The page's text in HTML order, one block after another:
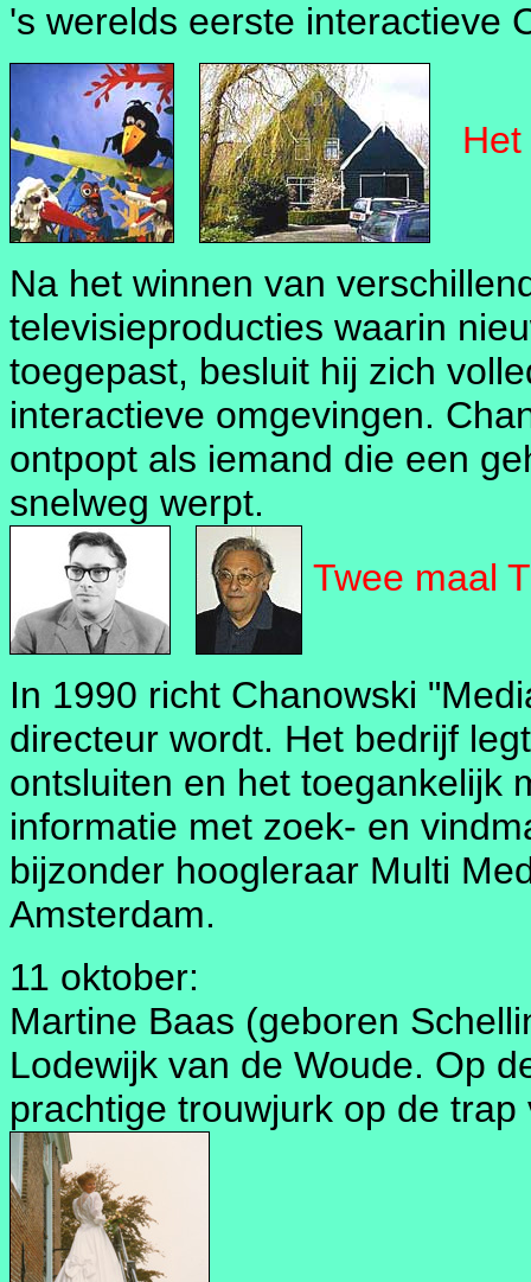
's werelds eerste interactieve
Na het winnen van
televisieproducties waarin
toegepast, besluit hij zich
interactieve omgevingen.
ontpopt als iemand die een
snelweg werpt.
Twee maal
In 1990 richt Chanowski
directeur wordt. Het bedrijf
ontsluiten en het toegankelijk
informatie met zoek- en
bijzonder hoogleraar Multi
Amsterdam.
11 oktober:
Martine Baas (geboren
Lodewijk van de Woude. Op
prachtige trouwjurk op de